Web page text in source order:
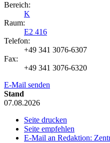
Bereich:
K
Raum:
E2 416
Telefon:
+49 341 3076-6307
Fax:
+49 341 3076-6320
E-Mail senden
Stand
07.08.2026
Seite drucken
Seite empfehlen
E-Mail an Redaktion: